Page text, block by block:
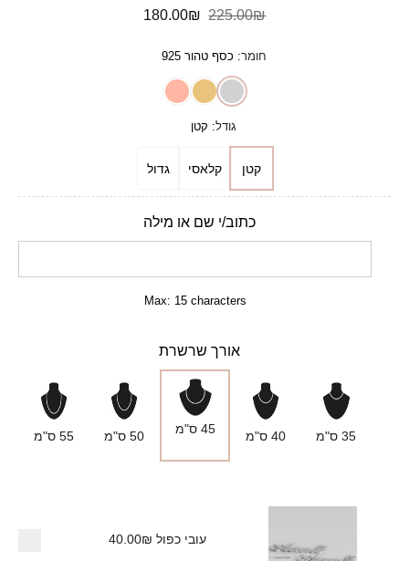
מדורגים5
דירוגים של
225.00₪
המחיר
225.00₪.
180.00₪
חומר: כסף טהור 925
גודל: קטן
קטן קלאסי גדול
כתוב/י שם או מילה
Max: 15 characters
אורך שרשרת
35 ס"מ 40 ס"מ 45 ס"מ 50 ס"מ 55 ס"מ
עובי כפול 40.00₪